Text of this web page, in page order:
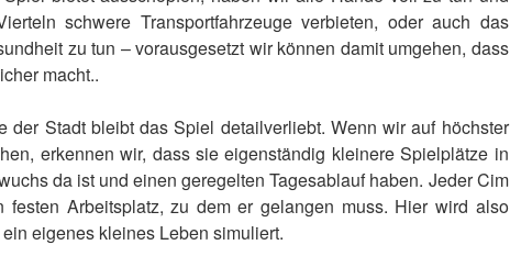
schwere Transportfahrzeuge verbieten, oder auch das
zu tun – vorausgesetzt wir können damit umgehen, dass
macht..
der Stadt bleibt das Spiel detailverliebt. Wenn wir auf höchster
erkennen wir, dass sie eigenständig kleinere Spielplätze in
da ist und einen geregelten Tagesablauf haben. Jeder Cim
Arbeitsplatz, zu dem er gelangen muss. Hier wird also
eigenes kleines Leben simuliert.